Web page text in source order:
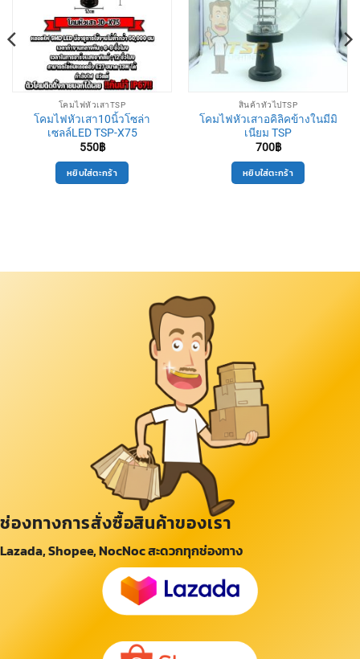
โคมไฟหัวเสาTSP
โคมไฟหัวเสา10นิ้วโซล่า
เซลล์LED TSP-X75
550฿
หยิบใส่ตะกร้า
สินค้าทั่วไปTSP
โคมไฟหัวเสาอคิลิคข้างในมีมิ
เนียม TSP
700฿
หยิบใส่ตะกร้า
ช่องทางการสั่งซื้อสินค้าของเรา
Lazada, Shopee, NocNoc สะดวกทุกช่องทาง